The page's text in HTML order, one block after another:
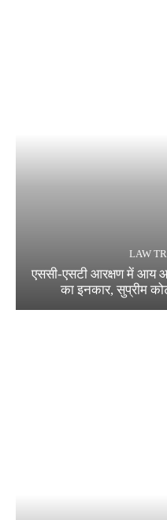
LAW
एससी-एसटी आरक्षण में आय
का इनकार, सुप्रीम